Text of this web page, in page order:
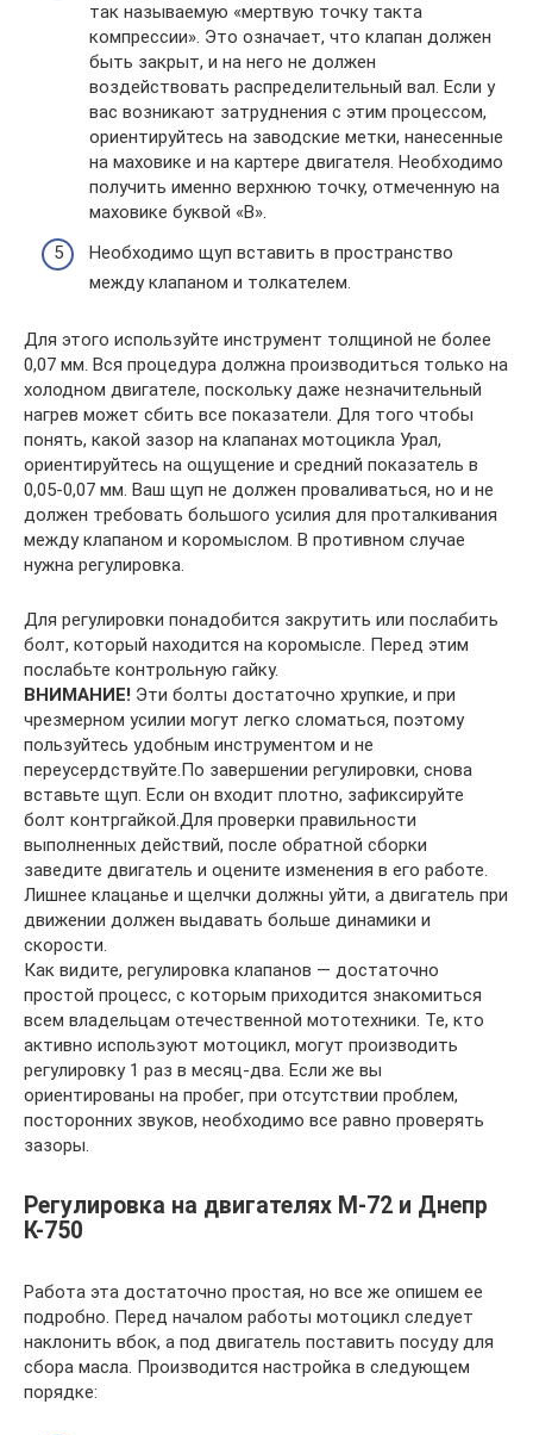
так называемую «мертвую точку такта
компрессии». Это означает, что клапан должен
быть закрыт, и на него не должен
воздействовать распределительный вал. Если у
вас возникают затруднения с этим процессом,
ориентируйтесь на заводские метки, нанесенные
на маховике и на картере двигателя. Необходимо
получить именно верхнюю точку, отмеченную на
маховике буквой «В».
Необходимо щуп вставить в пространство
между клапаном и толкателем.
Для этого используйте инструмент толщиной не более
0,07 мм. Вся процедура должна производиться только на
холодном двигателе, поскольку даже незначительный
нагрев может сбить все показатели. Для того чтобы
понять, какой зазор на клапанах мотоцикла Урал,
ориентируйтесь на ощущение и средний показатель в
0,05-0,07 мм. Ваш щуп не должен проваливаться, но и не
должен требовать большого усилия для проталкивания
между клапаном и коромыслом. В противном случае
нужна регулировка.
Для регулировки понадобится закрутить или послабить
болт, который находится на коромысле. Перед этим
послабьте контрольную гайку.
ВНИМАНИЕ! Эти болты достаточно хрупкие, и при
чрезмерном усилии могут легко сломаться, поэтому
пользуйтесь удобным инструментом и не
переусердствуйте.По завершении регулировки, снова
вставьте щуп. Если он входит плотно, зафиксируйте
болт контргайкой.Для проверки правильности
выполненных действий, после обратной сборки
заведите двигатель и оцените изменения в его работе.
Лишнее клацанье и щелчки должны уйти, а двигатель при
движении должен выдавать больше динамики и
скорости.
Как видите, регулировка клапанов — достаточно
простой процесс, с которым приходится знакомиться
всем владельцам отечественной мототехники. Те, кто
активно используют мотоцикл, могут производить
регулировку 1 раз в месяц-два. Если же вы
ориентированы на пробег, при отсутствии проблем,
посторонних звуков, необходимо все равно проверять
зазоры.
Регулировка на двигателях М-72 и Днепр
К-750
Работа эта достаточно простая, но все же опишем ее
подробно. Перед началом работы мотоцикл следует
наклонить вбок, а под двигатель поставить посуду для
сбора масла. Производится настройка в следующем
порядке: